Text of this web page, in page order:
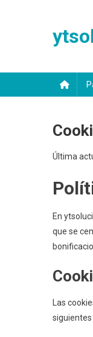
Última
En
que se
Las